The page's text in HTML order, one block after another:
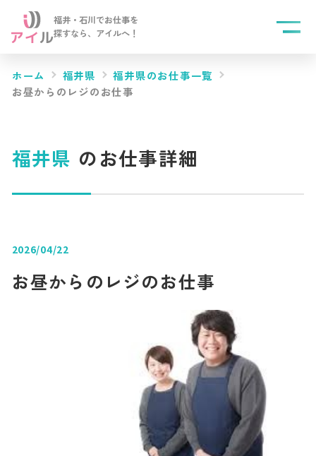
福井・石川でお仕事を
探すなら、 アイルへ！
ホーム 福井県
福井県のお仕事一覧
お昼からのレジのお仕事
福井県 のお仕事詳細
2026/04/22
お昼からのレジのお仕事